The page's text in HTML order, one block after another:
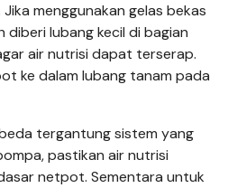
menggunakan gelas bekas
diberi lubang kecil di bagian
air nutrisi dapat terserap.
ke dalam lubang tanam pada
tergantung sistem yang
pastikan air nutrisi
netpot. Sementara untuk